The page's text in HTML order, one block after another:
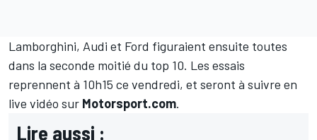
Lamborghini, Audi et Ford figuraient ensuite toutes
dans la seconde moitié du top 10. Les essais
reprennent à 10h15 ce vendredi, et seront à suivre en
live vidéo sur Motorsport.com.
Lire aussi :